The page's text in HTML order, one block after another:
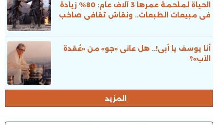
الحياة لملحمة عمرها 3 آلاف عام: 80% زيادة
فى مبيعات الطبعات.. ونقاش ثقافى صاخب
أنا يوسف يا أبى!.. هل عانى «جو» من «عُقدة
الأب»؟
المزيد